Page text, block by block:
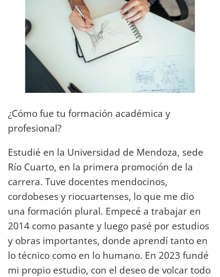
¿Cómo fue tu formación académica y
profesional?
Estudié en la Universidad de Mendoza, sede
Río Cuarto, en la primera promoción de la
carrera. Tuve docentes mendocinos,
cordobeses y riocuartenses, lo que me dio
una formación plural. Empecé a trabajar en
2014 como pasante y luego pasé por estudios
y obras importantes, donde aprendí tanto en
lo técnico como en lo humano. En 2023 fundé
mi propio estudio, con el deseo de volcar todo